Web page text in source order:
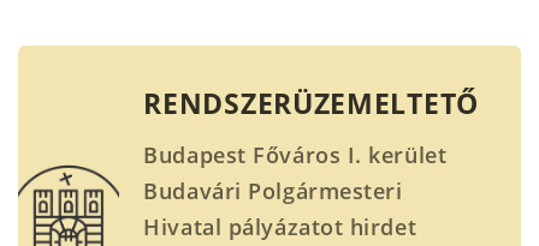
RENDSZERÜZEMELTETŐ
Budapest Főváros I. kerület
Budavári Polgármesteri
Hivatal pályázatot hirdet